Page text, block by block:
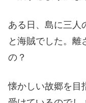
ある日、島に三人
と海賊でした。離
の？
懐かしい故郷を目